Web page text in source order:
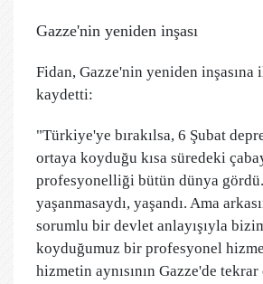
Gazze'nin yeniden inşası
Fidan, Gazze'nin yeniden inşasına
kaydetti:
"Türkiye'ye bırakılsa, 6 Şubat
ortaya koyduğu kısa süredeki
profesyonelliği bütün dünya
yaşanmasaydı, yaşandı. Ama
sorumlu bir devlet anlayışıyla
koyduğumuz bir profesyonel
hizmetin aynısının Gazze'de